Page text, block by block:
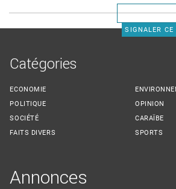
SIGNALER CE
Catégories
ECONOMIE
POLITIQUE
SOCIÉTÉ
FAITS DIVERS
OPINION
CARAÏBE
SPORTS
Annonces